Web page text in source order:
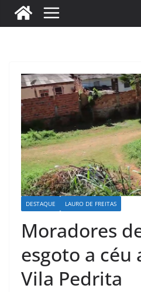
DESTAQUE LAURO DE FREITAS
Moradores
esgoto a céu
Vila Pedrita